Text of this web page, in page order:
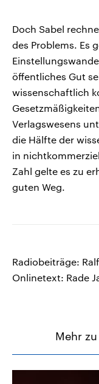
Doch Sabel
des Problems. Es
öffentliches Gut
wissenschaftlich
Verlagswesens
die Hälfte der
in
Zahl gelte es zu
guten Weg.
Radiobeiträge:
Onlinetext: Rade
Mehr